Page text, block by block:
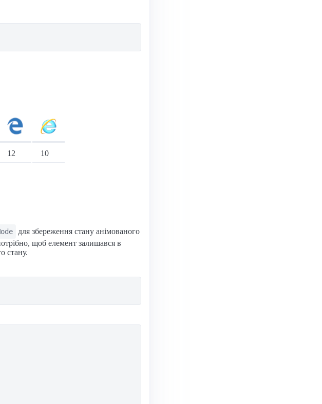
12 10
для збереження стану анімованого
щоб елемент залишався в
стану.